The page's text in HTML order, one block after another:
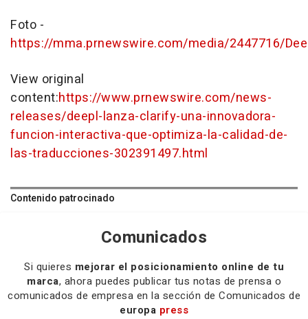
Foto -
https://mma.prnewswire.com/media/2447716/
View original
content:https://www.prnewswire.com/news-
releases/deepl-lanza-clarify-una-innovadora-
funcion-interactiva-que-optimiza-la-calidad-de-
las-traducciones-302391497.html
Contenido patrocinado
Comunicados
Si quieres mejorar el posicionamiento online de tu
marca, ahora puedes publicar tus notas de prensa o
comunicados de empresa en la sección de Comunicados de
europa press